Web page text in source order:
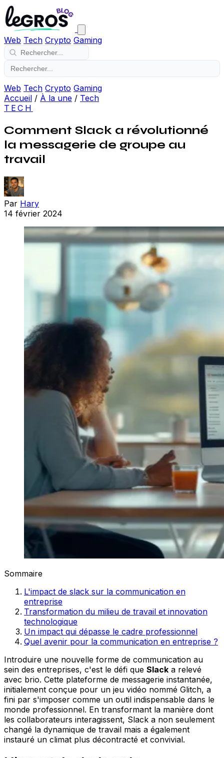
Web Tech Crypto Gaming
Web Tech Crypto Gaming
Accueil / À la une / Tech
TECH
Comment Slack a révolutionné
la messagerie de groupe au
travail
Par Hary
14 février 2024
Sommaire
L'impact de slack sur la communication en
entreprise
Transformation du milieu de travail et innovation
technologique
Un impact qui dépasse le cadre professionnel
Quel avenir pour la communication en entreprise ?
Introduire une nouvelle forme de communication au
sein des entreprises, c'est le défi que Slack a relevé
avec brio. Cette plateforme de messagerie instantanée,
initialement conçue pour un jeu vidéo nommé Glitch, a
fini par s'imposer comme un outil indispensable dans le
monde professionnel. En transformant la manière dont
les collaborateurs interagissent, Slack a non seulement
changé la dynamique de travail mais a également
instauré un climat plus décontracté et convivial.